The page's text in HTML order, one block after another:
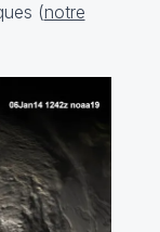
(notre